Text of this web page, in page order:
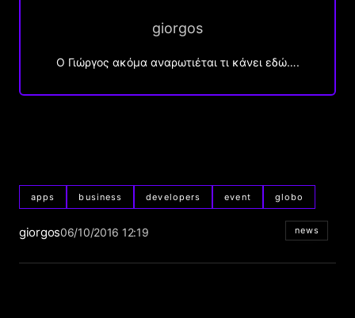
giorgos
Ο Γιώργος ακόμα αναρωτιέται τι κάνει εδώ….
apps business developers event globo
giorgos06/10/2016 12:19 news